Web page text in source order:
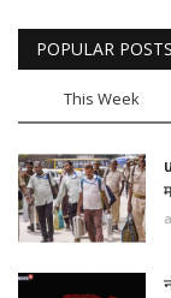
POPULAR POSTS
This Week